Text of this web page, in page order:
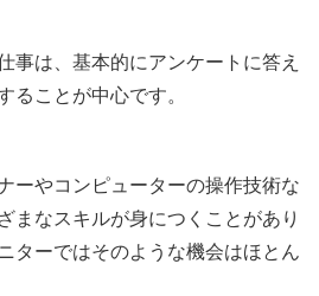
事は、基本的にアンケートに答え
ることが中心です。
ーやコンピューターの操作技術な
まなスキルが身につくことがあり
ターではそのような機会はほとん